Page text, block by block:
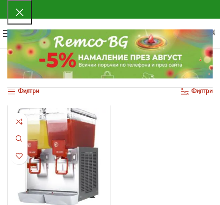
МЕНЮ
0
0.00€ (0.00 ЛВ.)
Начало Продуктът Тип DELUXE 12/3AA -12/3P INOX
Показване на единствения резултат
Филтри Филтри